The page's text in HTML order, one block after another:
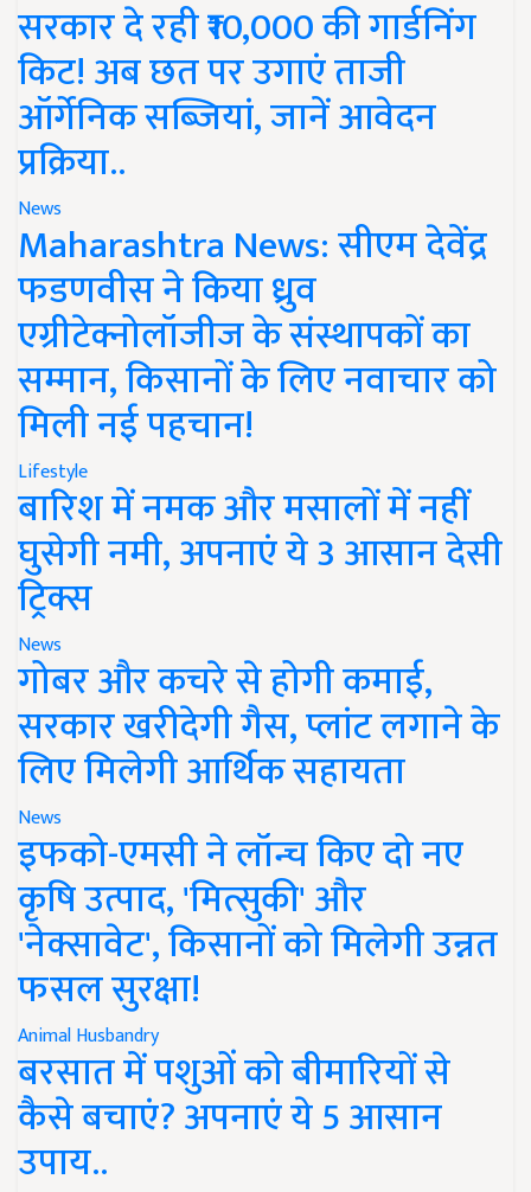
सरकार दे रही ₹10,000 की गार्डनिंग
किट! अब छत पर उगाएं ताजी
ऑर्गेनिक सब्जियां, जानें आवेदन
प्रक्रिया..
News
Maharashtra News: सीएम देवेंद्र
फडणवीस ने किया ध्रुव
एग्रीटेक्नोलॉजीज के संस्थापकों का
सम्मान, किसानों के लिए नवाचार को
मिली नई पहचान!
Lifestyle
बारिश में नमक और मसालों में नहीं
घुसेगी नमी, अपनाएं ये 3 आसान देसी
ट्रिक्स
News
गोबर और कचरे से होगी कमाई,
सरकार खरीदेगी गैस, प्लांट लगाने के
लिए मिलेगी आर्थिक सहायता
News
इफको-एमसी ने लॉन्च किए दो नए
कृषि उत्पाद, 'मित्सुकी' और
'नेक्सावेट', किसानों को मिलेगी उन्नत
फसल सुरक्षा!
Animal Husbandry
बरसात में पशुओं को बीमारियों से
कैसे बचाएं? अपनाएं ये 5 आसान
उपाय..